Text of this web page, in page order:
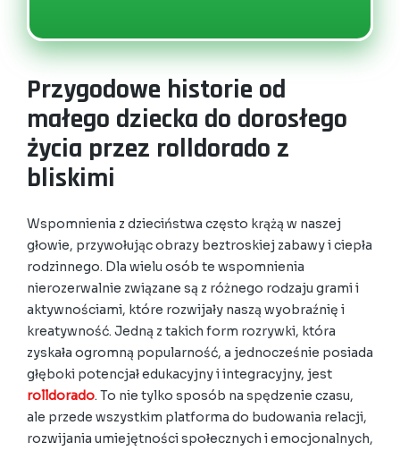
Przygodowe historie od
małego dziecka do dorosłego
życia przez rolldorado z
bliskimi
Wspomnienia z dzieciństwa często krążą w naszej
głowie, przywołując obrazy beztroskiej zabawy i ciepła
rodzinnego. Dla wielu osób te wspomnienia
nierozerwalnie związane są z różnego rodzaju grami i
aktywnościami, które rozwijały naszą wyobraźnię i
kreatywność. Jedną z takich form rozrywki, która
zyskała ogromną popularność, a jednocześnie posiada
głęboki potencjał edukacyjny i integracyjny, jest
rolldorado. To nie tylko sposób na spędzenie czasu,
ale przede wszystkim platforma do budowania relacji,
rozwijania umiejętności społecznych i emocjonalnych,